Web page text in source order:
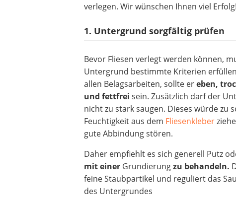
verlegen. Wir wünschen Ihnen viel Erfolg!
1. Untergrund sorgfältig prüfen
Bevor Fliesen verlegt werden können,
Untergrund bestimmte Kriterien
allen Belagsarbeiten, sollte ereben,
und fettfrei sein. Zusätzlich darf der
nicht zu stark saugen. Dieses würde zu
Feuchtigkeit aus dem Fliesenkleber
gute Abbindung stören.
Daher empfiehlt es sich generell Putz
mit einer Grundierungzu behandeln.
feine Staubpartikel und reguliert das
des Untergrundes